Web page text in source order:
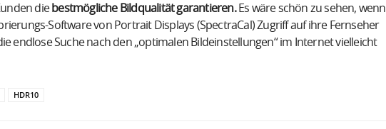
die bestmögliche Bildqualität garantieren.Es wäre schön zu sehen, wenn
Software von Portrait Displays (SpectraCal) Zugriff auf ihre Fernseher
endlose Suche nach den „optimalen Bildeinstellungen“ im Internet vielleicht
HDR10